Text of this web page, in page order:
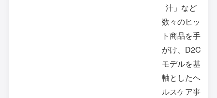
汁」など
数々のヒッ
ト商品を手
がけ、D2C
モデルを基
軸としたヘ
ルスケア事